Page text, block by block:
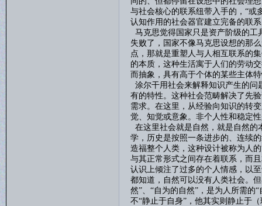
与社会核心的联系纽带入手的，“或
认知作用的社会器官建立完备的联
马克思觉得国家只是资产阶级的工
失败了，国家不像马克思设想的那
点，那就是重塑人与人相互联系的
的本质，这种生活寓于人们的劳动
而抽象，具有高于个体的某些主体
涂尔干用社会来解释知识产生的问
有的特性。这种社会范畴解决了先
需求。在这里，从经验向知识的转
觉、知觉或意象。非个人性和稳定
在这里社会就是自然，就是自然的
学，历史是按照一条进步的、连续
造福整个人类，这种设计被称为人的
与其正常形式之间存在着联系，而
认识上倾注了过多的个人情感，以
都知道，自然可以没有人类社会。
然”、“自为的自然”，是为人所需的
不“静止于自身”，他其实则静止于